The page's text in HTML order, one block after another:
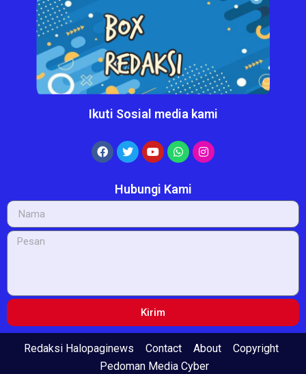
Ikuti Sosial media kami
Hubungi Kami
Kirim
Redaksi Halopaginews Contact About
Copyright
Pedoman Media Cyber